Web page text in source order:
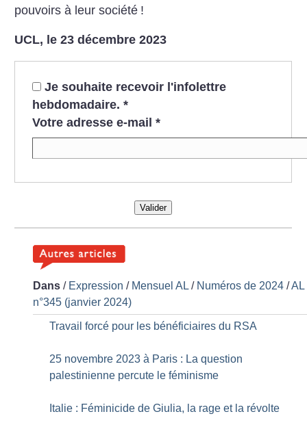
pouvoirs à leur société !
UCL, le 23 décembre 2023
Je souhaite recevoir l'infolettre
hebdomadaire. *
Votre adresse e-mail *
Valider
Dans / Expression / Mensuel AL / Numéros de 2024 /AL
n°345 (janvier 2024)
Travail forcé pour les bénéficiaires du RSA
25 novembre 2023 à Paris : La question
palestinienne percute le féminisme
Italie : Féminicide de Giulia, la rage et la révolte